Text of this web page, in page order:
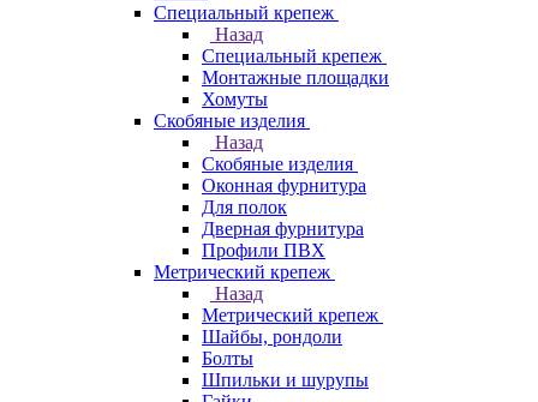
Специальный крепеж
Назад
Специальный крепеж
Монтажные площадки
Хомуты
Скобяные изделия
Назад
Скобяные изделия
Оконная фурнитура
Для полок
Дверная фурнитура
Профили ПВХ
Метрический крепеж
Назад
Метрический крепеж
Шайбы, рондоли
Болты
Шпильки и шурупы